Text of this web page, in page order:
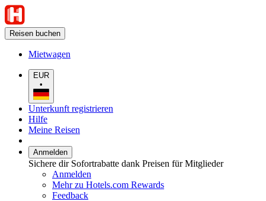
Reisen buchen
Mietwagen
EUR
•
Unterkunft registrieren
Hilfe
Meine Reisen
Anmelden
Sichere dir Sofortrabatte dank Preisen für Mitglieder
Anmelden
Mehr zu Hotels.com Rewards
Feedback